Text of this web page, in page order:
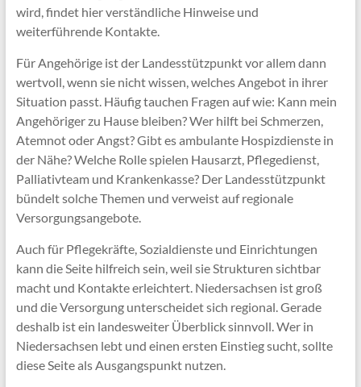
wird, findet hier verständliche Hinweise und
weiterführende Kontakte.
Für Angehörige ist der Landesstützpunkt vor allem dann
wertvoll, wenn sie nicht wissen, welches Angebot in ihrer
Situation passt. Häufig tauchen Fragen auf wie: Kann mein
Angehöriger zu Hause bleiben? Wer hilft bei Schmerzen,
Atemnot oder Angst? Gibt es ambulante Hospizdienste in
der Nähe? Welche Rolle spielen Hausarzt, Pflegedienst,
Palliativteam und Krankenkasse? Der Landesstützpunkt
bündelt solche Themen und verweist auf regionale
Versorgungsangebote.
Auch für Pflegekräfte, Sozialdienste und Einrichtungen
kann die Seite hilfreich sein, weil sie Strukturen sichtbar
macht und Kontakte erleichtert. Niedersachsen ist groß
und die Versorgung unterscheidet sich regional. Gerade
deshalb ist ein landesweiter Überblick sinnvoll. Wer in
Niedersachsen lebt und einen ersten Einstieg sucht, sollte
diese Seite als Ausgangspunkt nutzen.